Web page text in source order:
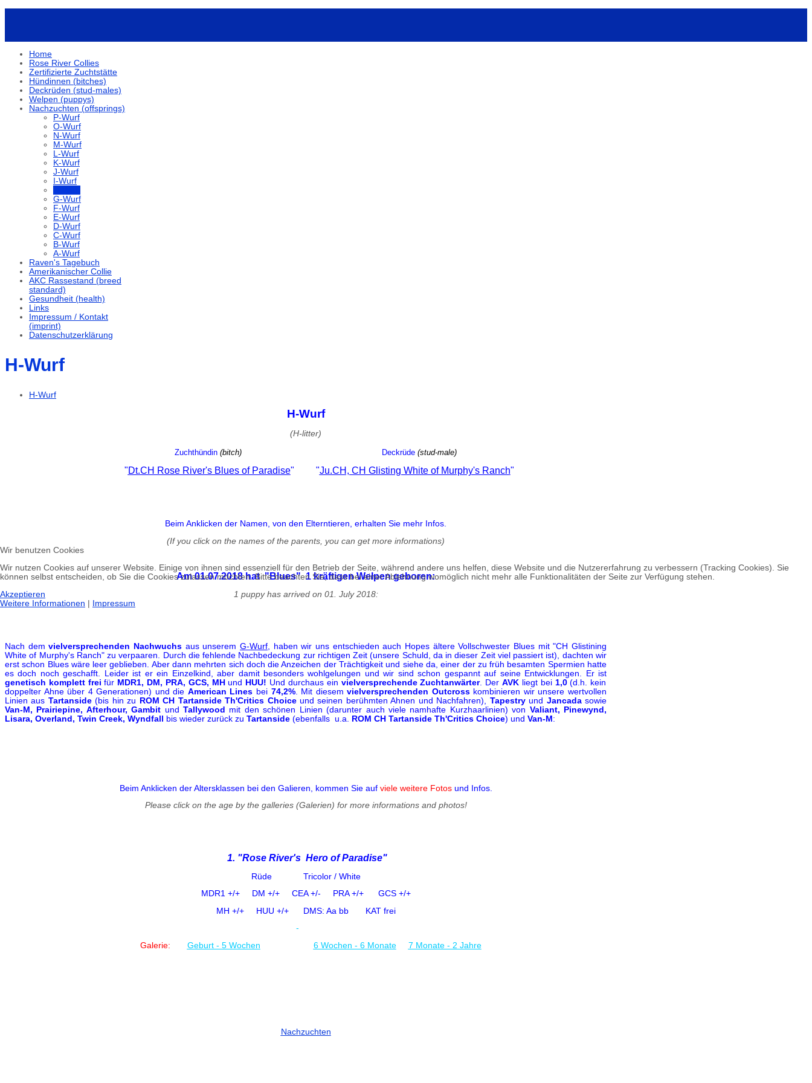
Home
Rose River Collies
Zertifizierte Zuchtstätte
Hündinnen (bitches)
Deckrüden (stud-males)
Welpen (puppys)
Nachzuchten (offsprings)
P-Wurf
O-Wurf
N-Wurf
M-Wurf
L-Wurf
K-Wurf
J-Wurf
I-Wurf
G-Wurf
F-Wurf
E-Wurf
D-Wurf
C-Wurf
B-Wurf
A-Wurf
Raven's Tagebuch
Amerikanischer Collie
AKC Rassestand (breed
standard)
Gesundheit (health)
Links
Impressum / Kontakt
(imprint)
Datenschutzerklärung
H-Wurf
H-Wurf
H-Wurf
(H-litter)
Zuchthündin (bitch) Deckrüde (stud-male)
"Dt.CH Rose River's Blues of Paradise" "Ju.CH, CH Glisting White of Murphy's Ranch"
Beim Anklicken der Namen, von den Elterntieren, erhalten Sie mehr Infos.
(If you click on the names of the parents, you can get more informations)
Am 01.07.2018 hat "Blues" 1 kräftigen Welpen geboren:
1 puppy has arrived on 01. July 2018:
Nach demvielversprechenden Nachwuchs aus unseremG-Wurf, haben wir uns entschieden auch Hopes ältere Vollschwester Blues mit "CH Glistining
White of Murphy's Ranch" zu verpaaren. Durch die fehlende Nachbedeckung zur richtigen Zeit (unsere Schuld, da in dieser Zeit viel passiert ist), dachten wir
erst schon Blues wäre leer geblieben. Aber dann mehrten sich doch die Anzeichen der Trächtigkeit und siehe da, einer der zu früh besamten Spermien hatte
es doch noch geschafft. Leider ist er ein Einzelkind, aber damit besonders wohlgelungen und wir sind schon gespannt auf seine Entwicklungen. Er ist
genetisch komplett frei für MDR1, DM, PRA, GCS, MH und HUU! Und durchaus ein vielversprechende Zuchtanwärter. DerAVK liegt bei 1,0(d.h. kein
doppelter Ahne über 4 Generationen) und die American Lines bei 74,2%. Mit diesem vielversprechenden Outcrosskombinieren wir unsere wertvollen
Linien aus Tartanside(bis hin zu ROM CH Tartanside Th'Critics Choiceund seinen berühmten Ahnen und Nachfahren), Tapestryund Jancadasowie
Van-M, Prairiepine, Afterhour, Gambit undTallywood mit den schönen Linien (darunter auch viele namhafte Kurzhaarlinien) von Valiant, Pinewynd,
Lisara, Overland, Twin Creek, Wyndfall
bis wieder zurück zu Tartanside (ebenfalls u.a. ROM CH Tartanside Th'Critics Choice) und Van-M :
Beim Anklicken der Altersklassen bei den Galieren, kommen Sie auf viele weitere Fotos und Infos.
Please click on the age by the galleries (Galerien) for more informations and photos!
1. "Rose River's Hero of Paradise"
Rüde
Tricolor / White
MDR1 +/+
DM +/+ CEA +/- PRA +/+ GCS +/+
MH +/+ HUU +/+ DMS: Aa bb KAT frei
-
Galerie:
Geburt - 5 Wochen 6 Wochen - 6 Monate 7 Monate - 2 Jahre
Nachzuchten
Wir benutzen Cookies
Wir nutzen Cookies auf unserer Website. Einige von ihnen sind essenziell für den Betrieb der Seite, während andere uns helfen, diese Website und die Nutzererfahrung zu verbessern (Tracking Cookies). Sie
können selbst entscheiden, ob Sie die Cookies zulassen möchten. Bitte beachten Sie, dass bei einer Ablehnung womöglich nicht mehr alle Funktionalitäten der Seite zur Verfügung stehen.
Akzeptieren
Weitere Informationen | Impressum